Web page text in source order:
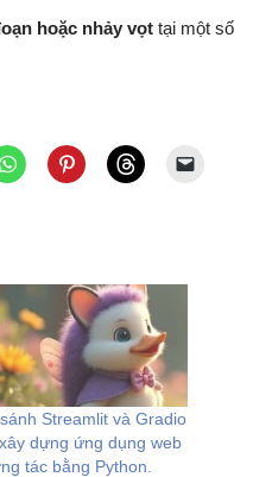
hoặc nhảy vọt tại một số
Streamlit và Gradio
dựng ứng dụng web
tác bằng Python.